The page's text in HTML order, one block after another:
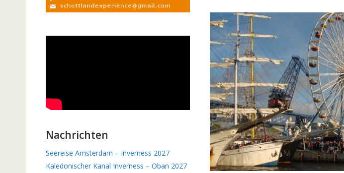
Nachrichten
Seereise Amsterdam – Inverness 2027
Kaledonischer Kanal Inverness – Oban 2027